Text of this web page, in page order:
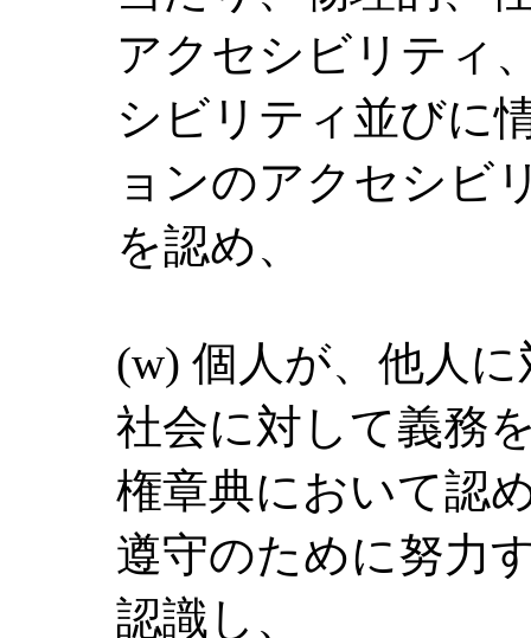
アクセシビリティ
シビリティ並びに
ョンのアクセシビ
を認め、
(w) 個人が、他人
社会に対して義務
権章典において認
遵守のために努力
認識し、